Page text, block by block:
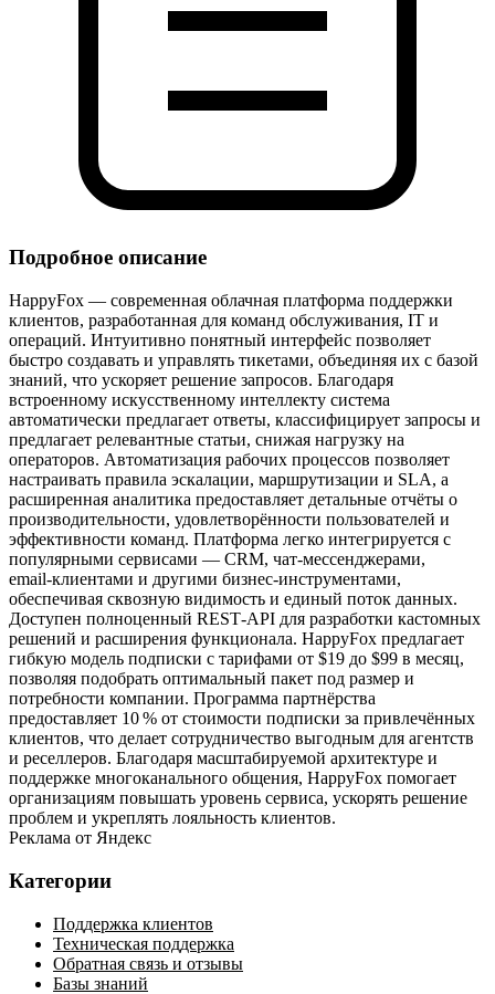
Подробное описание
HappyFox — современная облачная платформа поддержки
клиентов, разработанная для команд обслуживания, IT и
операций. Интуитивно понятный интерфейс позволяет
быстро создавать и управлять тикетами, объединяя их с базой
знаний, что ускоряет решение запросов. Благодаря
встроенному искусственному интеллекту система
автоматически предлагает ответы, классифицирует запросы и
предлагает релевантные статьи, снижая нагрузку на
операторов. Автоматизация рабочих процессов позволяет
настраивать правила эскалации, маршрутизации и SLA, а
расширенная аналитика предоставляет детальные отчёты о
производительности, удовлетворённости пользователей и
эффективности команд. Платформа легко интегрируется с
популярными сервисами — CRM, чат‑мессенджерами,
email‑клиентами и другими бизнес‑инструментами,
обеспечивая сквозную видимость и единый поток данных.
Доступен полноценный REST‑API для разработки кастомных
решений и расширения функционала. HappyFox предлагает
гибкую модель подписки с тарифами от $19 до $99 в месяц,
позволяя подобрать оптимальный пакет под размер и
потребности компании. Программа партнёрства
предоставляет 10 % от стоимости подписки за привлечённых
клиентов, что делает сотрудничество выгодным для агентств
и реселлеров. Благодаря масштабируемой архитектуре и
поддержке многоканального общения, HappyFox помогает
организациям повышать уровень сервиса, ускорять решение
проблем и укреплять лояльность клиентов.
Реклама от Яндекс
Категории
Поддержка клиентов
Техническая поддержка
Обратная связь и отзывы
Базы знаний